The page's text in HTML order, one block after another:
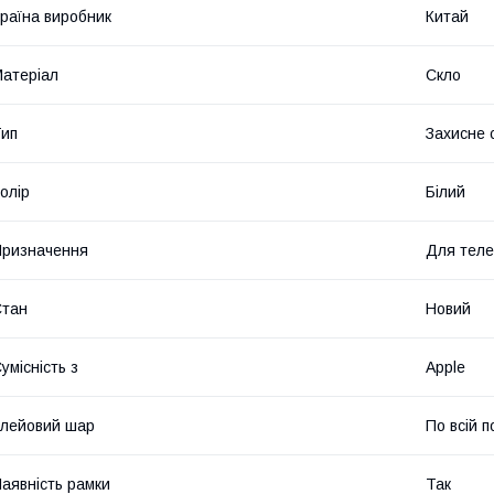
виробник Китай
Скло
Захисне
Білий
Для
Новий
з Apple
шар По всій
рамки Так